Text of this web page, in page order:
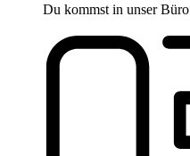
Du kommst in unser Büro